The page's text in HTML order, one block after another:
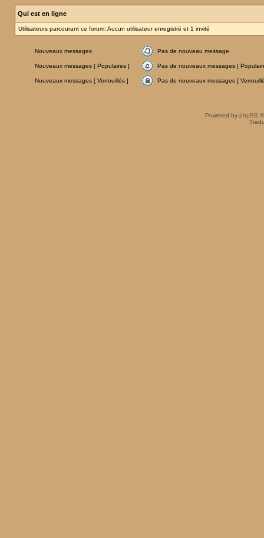
Qui est en ligne
Utilisateurs parcourant ce forum: Aucun utilisateur enregistré et 1 invité
Nouveaux messages Pas de nouveau message
Nouveaux messages [ Populaires ] Pas de nouveaux messages [
Nouveaux messages [ Verrouillés ] Pas de nouveaux messages [
Powered by phpBB